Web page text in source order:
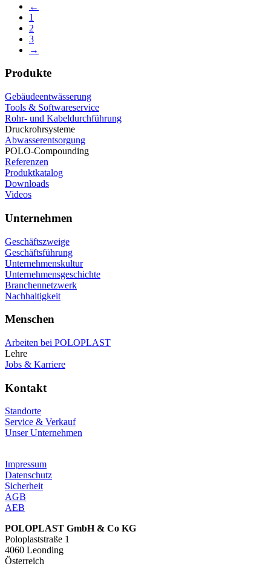
←
1
2
3
→
Produkte
Gebäudeentwässerung
Tools & Softwareservice
Rohr- und Kabeldurchführung
Druckrohrsysteme
Abwasserentsorgung
POLO-Compounding
Referenzen
Produktkatalog
Downloads
Videos
Unternehmen
Geschäftszweige
Geschäftsführung
Unternehmenskultur
Unternehmensgeschichte
Branchennetzwerk
Nachhaltigkeit
Menschen
Arbeiten bei POLOPLAST
Lehre
Jobs & Karriere
Kontakt
Standorte
Service & Verkauf
Unser Unternehmen
Impressum
Datenschutz
Sicherheit
AGB
AEB
POLOPLAST GmbH & Co KG
Poloplaststraße 1
4060 Leonding
Österreich